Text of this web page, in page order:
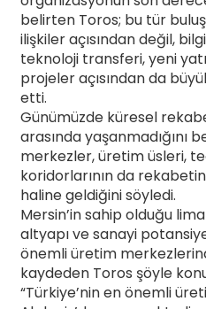
belirten Toros; bu tür
ilişkiler açısından değil,
teknoloji transferi, yeni
projeler açısından da
etti.
Günümüzde küresel
arasında yaşanmadığını
merkezler, üretim üsleri,
koridorlarının da
haline geldiğini söyledi.
Mersin’in sahip olduğu
altyapı ve sanayi
önemli üretim
kaydeden Toros şöyle
“Türkiye’nin en önemli